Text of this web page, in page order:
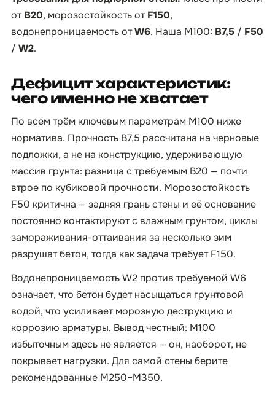
отB20, морозостойкость отF150,
водонепроницаемость отW6. Наша М100: B7,5 / F50
/ W2.
Дефицит характеристик:
чего именно не хватает
По всем трём ключевым параметрам М100 ниже
норматива. Прочность B7,5 рассчитана на черновые
подложки, а не на конструкцию, удерживающую
массив грунта: разница с требуемым B20 — почти
втрое по кубиковой прочности. Морозостойкость
F50 критична — задняя грань стены и её основание
постоянно контактируют с влажным грунтом, циклы
замораживания-оттаивания за несколько зим
разрушат бетон, тогда как задача требует F150.
Водонепроницаемость W2 против требуемой W6
означает, что бетон будет насыщаться грунтовой
водой, что усиливает морозную деструкцию и
коррозию арматуры. Вывод честный: М100
избыточным здесь не является — он, наоборот, не
покрывает нагрузки. Для самой стены берите
рекомендованные М250–М350.